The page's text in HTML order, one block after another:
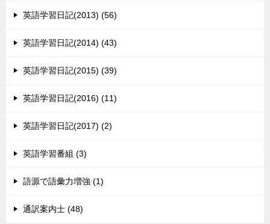
英語学習日記(2013) (56)
英語学習日記(2014) (43)
英語学習日記(2015) (39)
英語学習日記(2016) (11)
英語学習日記(2017) (2)
英語学習番組 (3)
語源で語彙力増強 (1)
通訳案内士 (48)